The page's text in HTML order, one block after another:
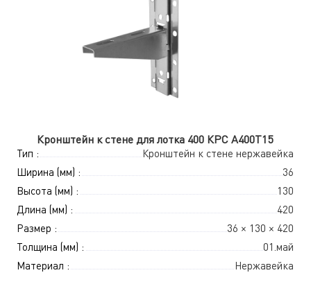
Кронштейн к стене для лотка 400 КРС А400Т15
Тип :
Кронштейн к стене нержавейка
Ширина (мм) :
36
Высота (мм) :
130
Длина (мм) :
420
Размер :
36 × 130 × 420
Толщина (мм) :
01.май
Материал :
Нержавейка